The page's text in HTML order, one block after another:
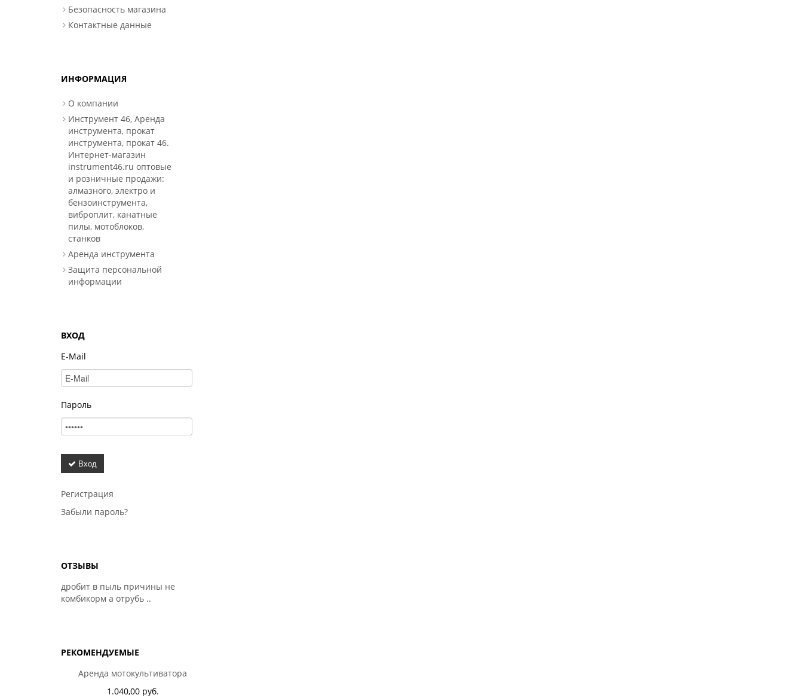
Безопасность магазина
Контактные данные
ИНФОРМАЦИЯ
О компании
Инструмент 46, Аренда
инструмента, прокат
инструмента, прокат 46.
Интернет-магазин
instrument46.ru оптовые
и розничные продажи:
алмазного, электро и
бензоинструмента,
виброплит, канатные
пилы, мотоблоков,
станков
Аренда инструмента
Защита персональной
информации
ВХОД
E-Mail
Пароль
Вход
Регистрация
Забыли пароль?
ОТЗЫВЫ
дробит в пыль причины не
комбикорм а отрубь ..
РЕКОМЕНДУЕМЫЕ
Аренда мотокультиватора
1.040,00 руб.